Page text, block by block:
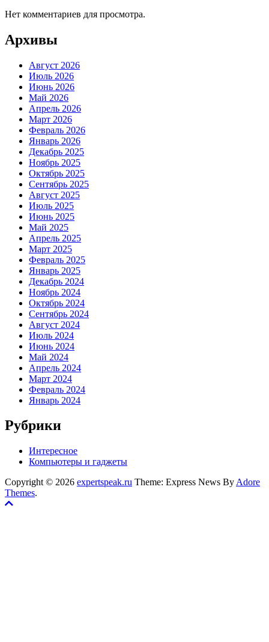
Нет комментариев для просмотра.
Архивы
Август 2026
Июль 2026
Июнь 2026
Май 2026
Апрель 2026
Март 2026
Февраль 2026
Январь 2026
Декабрь 2025
Ноябрь 2025
Октябрь 2025
Сентябрь 2025
Август 2025
Июль 2025
Июнь 2025
Май 2025
Апрель 2025
Март 2025
Февраль 2025
Январь 2025
Декабрь 2024
Ноябрь 2024
Октябрь 2024
Сентябрь 2024
Август 2024
Июль 2024
Июнь 2024
Май 2024
Апрель 2024
Март 2024
Февраль 2024
Январь 2024
Рубрики
Интересное
Компьютеры и гаджеты
Copyright © 2026 expertspeak.ru Theme: Express News By Adore
Themes.